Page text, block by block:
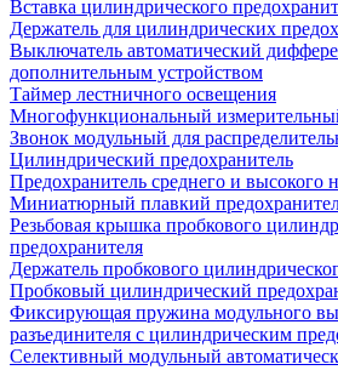
Вставка цилиндрического
Держатель для цилиндрических
Выключатель автоматический
дополнительным устройством
Таймер лестничного освещения
Многофункциональный
Звонок модульный для
Цилиндрический предохранитель
Предохранитель среднего и высокого
Миниатюрный плавкий
Резьбовая крышка пробкового
предохранителя
Держатель пробкового
Пробковый цилиндрический
Фиксирующая пружина модульного
разъединителя с цилиндрическим
Селективный модульный